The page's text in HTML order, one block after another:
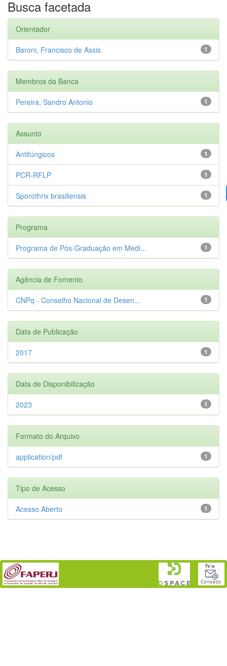
Busca facetada
Orientador
1
Baroni, Francisco de Assis
Membros da Banca
1
Pereira, Sandro Antonio
Assunto
1
Antifúngicos
1
PCR-RFLP
1
Sporothrix brasiliensis
Programa
1
Programa de Pós-Graduação em Medi...
Agência de Fomento
1
CNPq - Conselho Nacional de Desen...
Data de Publicação
1
2017
Data de Disponibilização
1
2023
Formato do Arquivo
1
application/pdf
Tipo de Acesso
1
Acesso Aberto